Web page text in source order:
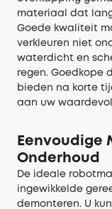
materiaal dat
Goede kwaliteit
verkleuren niet
waterdicht en
regen. Goedkope
bieden na korte
aan uw
Eenvoudige
Onderhoud
De ideale
ingewikkelde
demonteren. U